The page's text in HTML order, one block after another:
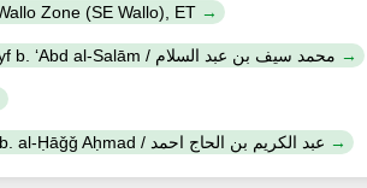
Zone (SE Wallo), ET
Muḥammad Sayf b. ‘Abd al-Salām / محمد سيف بن عبد السلام
ʻAbd al-Karīm b. al-Ḥāǧǧ Aḥmad / عبد الكريم بن الحاج احمد